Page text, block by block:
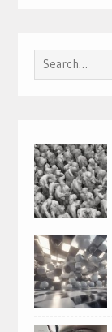
Search
for: